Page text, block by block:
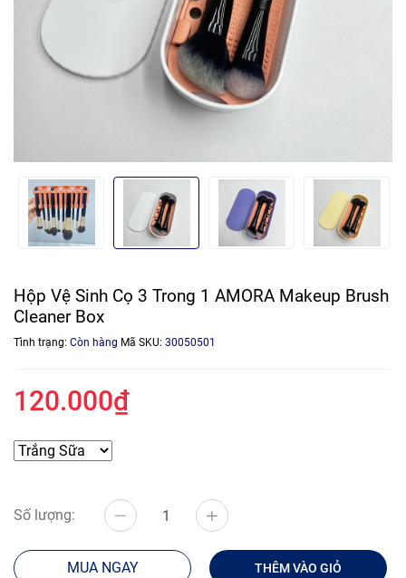
Hộp Vệ Sinh Cọ 3 Trong 1 AMORA Makeup Brush
Cleaner Box
Tình trạng: Còn hàng Mã SKU: 30050501
120.000₫
Số lượng:
MUA NGAY THÊM VÀO GIỎ